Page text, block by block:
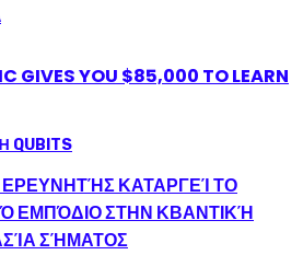
GIVES YOU $85,000 TO LEARN
ΚΑΤΑΡΓΕΊ ΤΟ
ΕΜΠΌΔΙΟ ΣΤΗΝ ΚΒΑΝΤΙΚΉ
ΣΉΜΑΤΟΣ